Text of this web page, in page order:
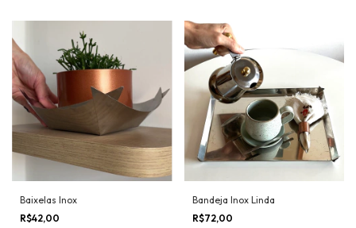
Baixelas Inox
R$42,00
Bandeja Inox Linda
R$72,00